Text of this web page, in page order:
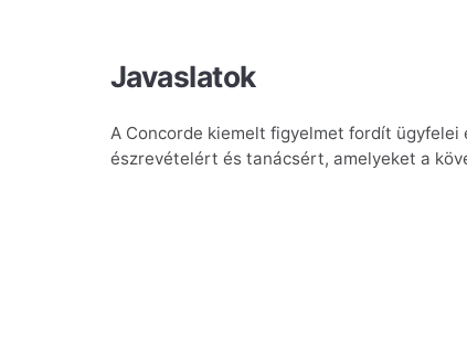
Javaslatok
A Concorde kiemelt figyelmet fordít
észrevételért és tanácsért, amelyeket a